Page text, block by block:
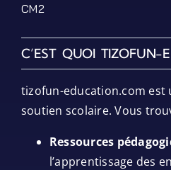
CM2
C’EST QUOI TIZOFUN-
tizofun-education.com est
soutien scolaire. Vous
Ressources
l’apprentissage des